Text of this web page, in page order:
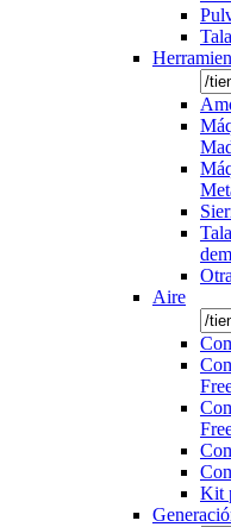
Aire
Kit